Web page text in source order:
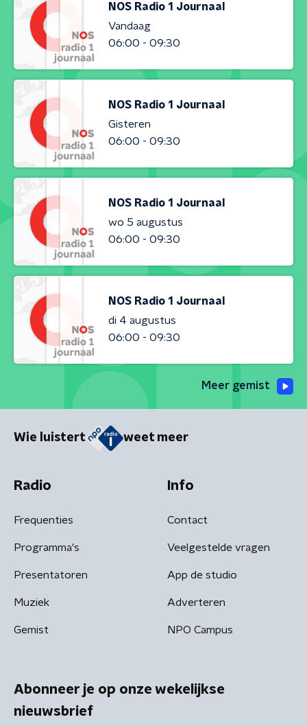
NOS Radio 1 Journaal
Vandaag
06:00 - 09:30
NOS Radio 1 Journaal
Gisteren
06:00 - 09:30
NOS Radio 1 Journaal
wo 5 augustus
06:00 - 09:30
NOS Radio 1 Journaal
di 4 augustus
06:00 - 09:30
Meer gemist
Wie luistert weet meer
Radio
Frequenties
Programma's
Presentatoren
Muziek
Gemist
Info
Contact
Veelgestelde vragen
App de studio
Adverteren
NPO Campus
Abonneer je op onze wekelijkse
nieuwsbrief